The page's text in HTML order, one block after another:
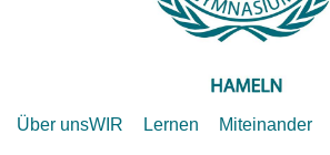
Über unsWIR Lernen Miteinander